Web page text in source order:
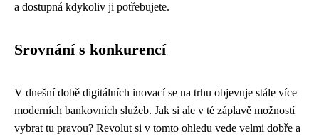
a dostupná kdykoliv ji potřebujete.
Srovnání s konkurencí
V dnešní době digitálních inovací se na trhu objevuje stále více
moderních bankovních služeb. Jak si ale v té záplavě možností
vybrat tu pravou? Revolut si v tomto ohledu vede velmi dobře a